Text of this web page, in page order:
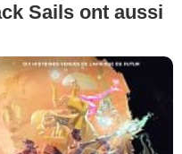
Sails ont aussi